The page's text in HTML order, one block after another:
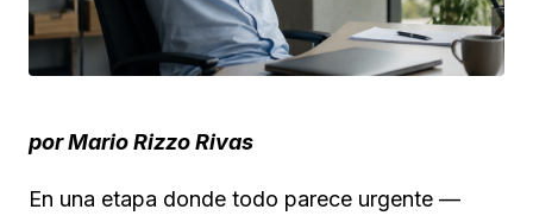
por Mario Rizzo Rivas
En una etapa donde todo parece urgente —